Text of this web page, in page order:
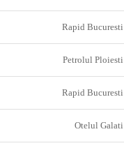
Rapid Bucuresti
Petrolul Ploiesti
Rapid Bucuresti
Otelul Galati